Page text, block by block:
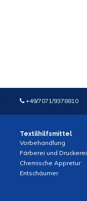
+49/7071/9378810
Textilhilfsmittel
Vorbehandlung
Färberei und Druckerei
Chemische Appretur
Entschäumer